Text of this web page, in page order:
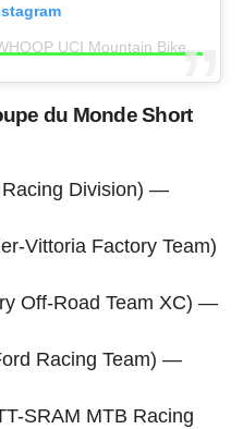
du Monde Short
Racing Division) —
Vittoria Factory Team)
Off-Road Team XC) —
Racing Team) —
SRAM MTB Racing